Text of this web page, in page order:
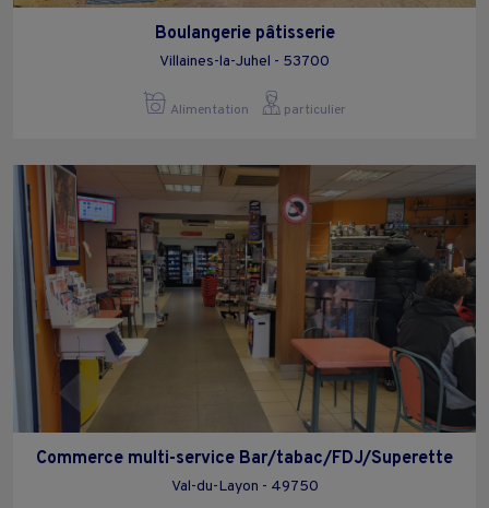
Boulangerie pâtisserie
Villaines-la-Juhel - 53700
Alimentation particulier
Commerce multi-service Bar/tabac/FDJ/Superette
Val-du-Layon - 49750